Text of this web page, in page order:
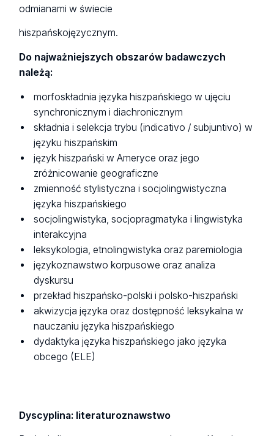
odmianami w świecie
hiszpańskojęzycznym.
Do najważniejszych obszarów badawczych
należą:
morfoskładnia języka hiszpańskiego w ujęciu
synchronicznym i diachronicznym
składnia i selekcja trybu (indicativo / subjuntivo) w
języku hiszpańskim
język hiszpański w Ameryce oraz jego
zróżnicowanie geograficzne
zmienność stylistyczna i socjolingwistyczna
języka hiszpańskiego
socjolingwistyka, socjopragmatyka i lingwistyka
interakcyjna
leksykologia, etnolingwistyka oraz paremiologia
językoznawstwo korpusowe oraz analiza
dyskursu
przekład hiszpańsko-polski i polsko-hiszpański
akwizycja języka oraz dostępność leksykalna w
nauczaniu języka hiszpańskiego
dydaktyka języka hiszpańskiego jako języka
obcego (ELE)
Dyscyplina: literaturoznawstwo